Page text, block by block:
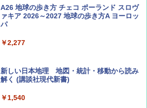
Coyote No.89 特集 星野道夫 夢見る旅
￥1,540
AIRLINE（エアライン）2026年9月号【特
集】ボーイング110周年を祝して！
￥1,760
A26 地球の歩き方 チェコ ポーランド スロヴ
ァキア 2026～2027 地球の歩き方A ヨーロッ
パ
￥2,277
新しい日本地理 地図・統計・移動から読み
解く (講談社現代新書)
￥1,540